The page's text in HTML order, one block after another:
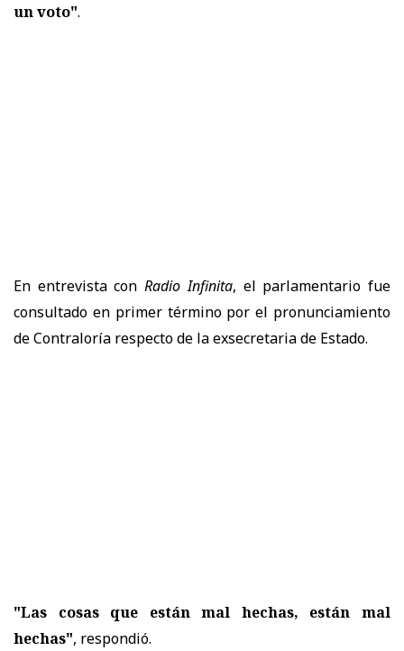
un voto".
En entrevista conRadio Infinita, el parlamentario fue
consultado en primer término por el pronunciamiento
de Contraloría respecto de la exsecretaria de Estado.
"Las cosas que están mal hechas, están mal
hechas", respondió.